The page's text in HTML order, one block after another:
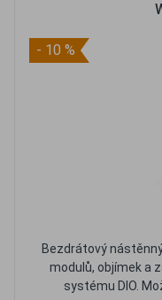
- 10 %
Bezdrátový
modulů, objímek a
systému DIO.